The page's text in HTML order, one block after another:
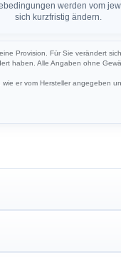
werden vom
sich kurzfristig ändern.
Provision. Für Sie verändert
haben. Alle Angaben ohne
er vom Hersteller angegeben